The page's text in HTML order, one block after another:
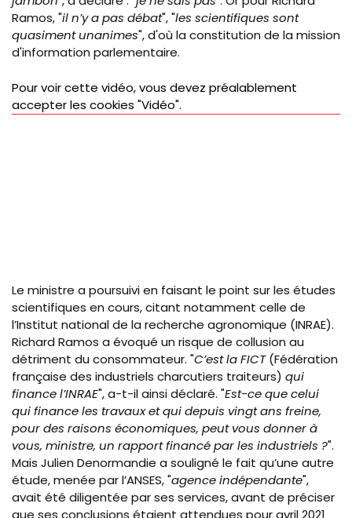
Ramos, "il n’y a pas débat", "les scientifiques sont
quasiment unanimes", d'où la constitution de la mission
d'information parlementaire.
Pour voir cette vidéo, vous devez préalablement
accepter les cookies "Vidéo".
Le ministre a poursuivi en faisant le point sur les études
scientifiques en cours, citant notamment celle de
l’Institut national de la recherche agronomique (INRAE).
Richard Ramos a évoqué un risque de collusion au
détriment du consommateur. "C’est la FICT(Fédération
française des industriels charcutiers traiteurs) qui
finance l’INRAE", a-t-il ainsi déclaré. "Est-ce que celui
qui finance les travaux et qui depuis vingt ans freine,
pour des raisons économiques, peut vous donner à
vous, ministre, un rapport financé par les industriels ?".
Mais Julien Denormandie a souligné le fait qu’une autre
étude, menée par l’ANSES, "agence indépendante",
avait été diligentée par ses services, avant de préciser
que ses conclusions étaient attendues pour avril 2021